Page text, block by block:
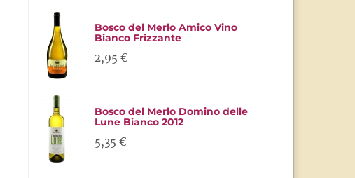
Bosco del Merlo Amico Vino
Bianco Frizzante
2,95 €
Bosco del Merlo Domino delle
Lune Bianco 2012
5,35 €